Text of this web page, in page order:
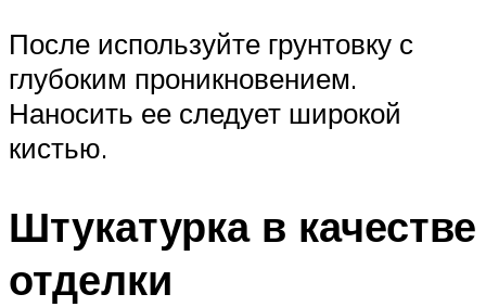
После используйте грунтовку с
глубоким проникновением.
Наносить ее следует широкой
кистью.
Штукатурка в качестве
отделки